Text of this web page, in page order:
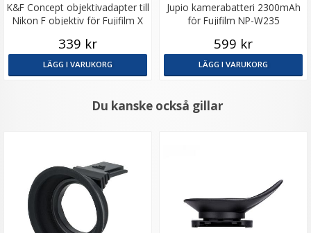
K&F Concept objektivadapter till
Nikon F objektiv för Fujifilm X
339 kr
LÄGG I VARUKORG
Jupio kamerabatteri 2300mAh
för Fujifilm NP-W235
599 kr
LÄGG I VARUKORG
Du kanske också gillar